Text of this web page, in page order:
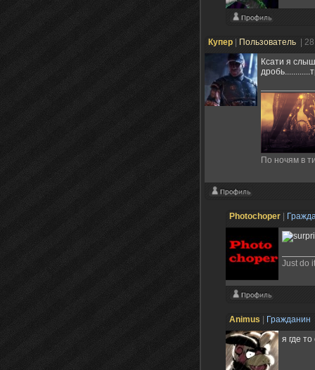
Купер Пользователь
|
Ксати я
По ночям в
Photochoper
Just do it
Animus Гражданин
я где